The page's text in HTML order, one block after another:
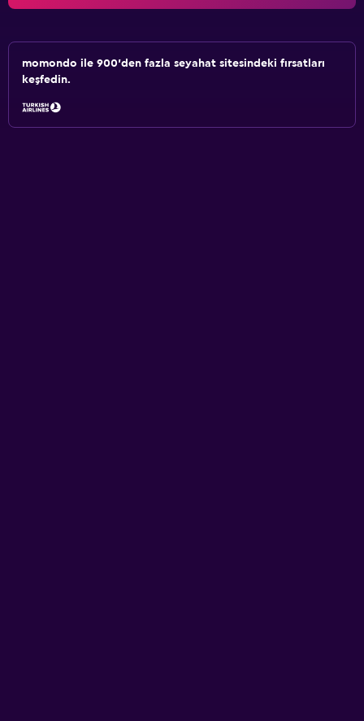
momondo ile 900'den fazla seyahat sitesindeki fırsatları
keşfedin.